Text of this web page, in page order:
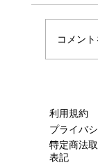
🧼ハ
コメン
利用規約
プライバ
ー
特定商法
表記